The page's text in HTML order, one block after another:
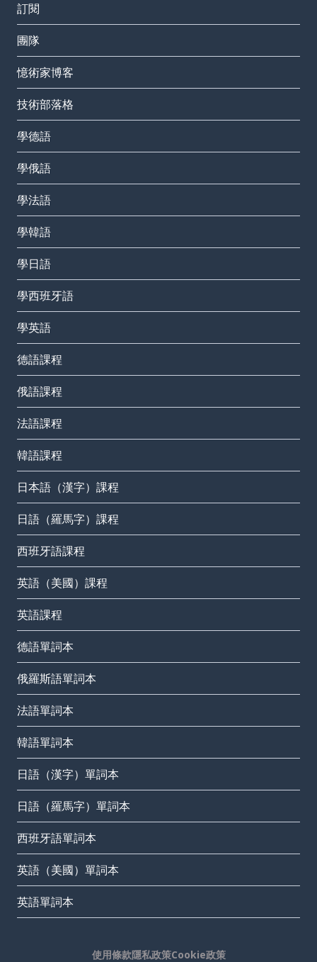
訂閱
團隊
憶術家博客
技術部落格
學德語
學俄語
學法語
學韓語
學日語
學西班牙語
學英語
德語課程
俄語課程
法語課程
韓語課程
日本語（漢字）課程
日語（羅馬字）課程
西班牙語課程
英語（美國）課程
英語課程
德語單詞本
俄羅斯語單詞本
法語單詞本
韓語單詞本
日語（漢字）單詞本
日語（羅馬字）單詞本
西班牙語單詞本
英語（美國）單詞本
英語單詞本
使用條款隱私政策Cookie政策